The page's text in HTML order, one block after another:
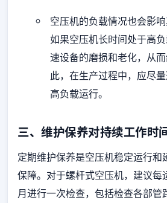
空压机的负载情况也会影响
如果空压机长时间处于高
速设备的磨损和老化，从
此，在生产过程中，应尽
高负载运行。
三、维护保养对持续工作时
定期维护保养是空压机稳定运行和
保障。对于螺杆式空压机，建议每
月进行一次检查，包括检查各部管